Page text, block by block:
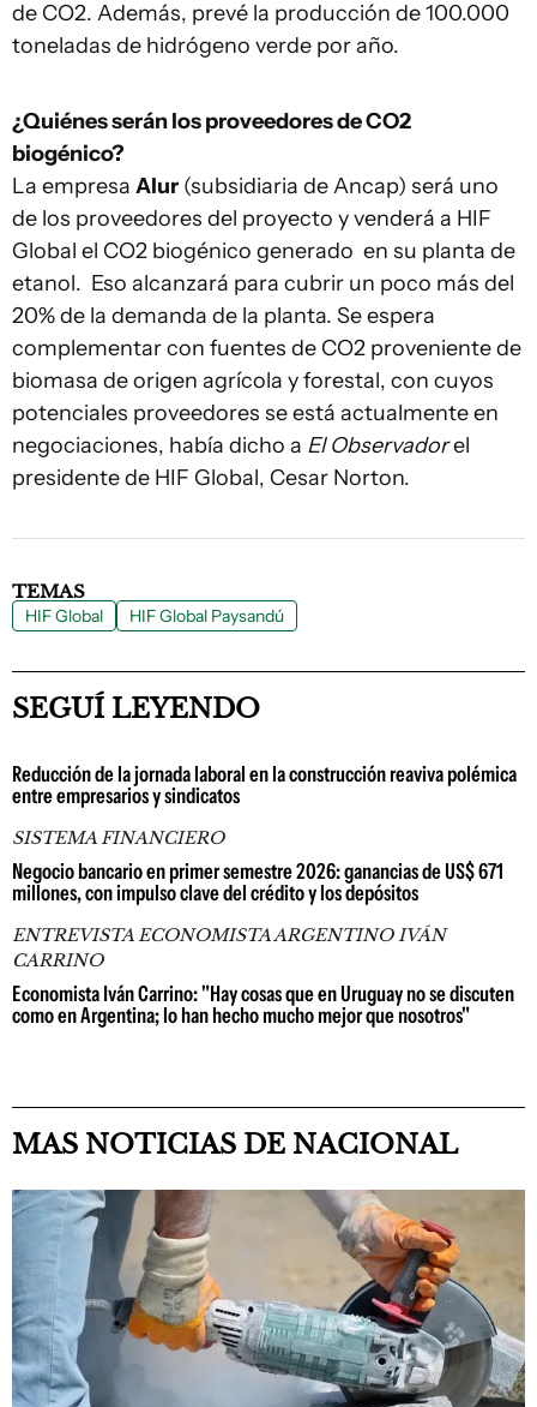
de CO2. Además, prevé la producción de 100.000
toneladas de hidrógeno verde por año.
¿Quiénes serán los proveedores de CO2
biogénico?
La empresa Alur (subsidiaria de Ancap) será uno
de los proveedores del proyecto y venderá a HIF
Global el CO2 biogénico generado en su planta de
etanol. Eso alcanzará para cubrir un poco más del
20% de la demanda de la planta. Se espera
complementar con fuentes de CO2 proveniente de
biomasa de origen agrícola y forestal, con cuyos
potenciales proveedores se está actualmente en
negociaciones, había dicho a El Observadorel
presidente de HIF Global, Cesar Norton.
TEMAS
HIF Global HIF Global Paysandú
SEGUÍ LEYENDO
Reducción de la jornada laboral en la construcción reaviva polémica
entre empresarios y sindicatos
SISTEMA FINANCIERO
Negocio bancario en primer semestre 2026: ganancias de US$ 671
millones, con impulso clave del crédito y los depósitos
ENTREVISTA ECONOMISTA ARGENTINO IVÁN
CARRINO
Economista Iván Carrino: "Hay cosas que en Uruguay no se discuten
como en Argentina; lo han hecho mucho mejor que nosotros"
MAS NOTICIAS DE NACIONAL